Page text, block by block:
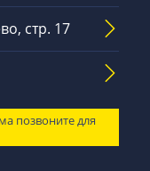
стр. 17
позвоните для